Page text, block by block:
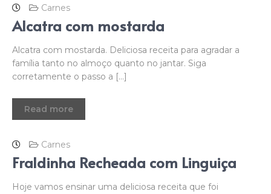
Carnes
Alcatra com mostarda
Alcatra com mostarda. Deliciosa receita para agradar a
família tanto no almoço quanto no jantar. Siga
corretamente o passo a […]
Read more
Carnes
Fraldinha Recheada com Linguiça
Hoje vamos ensinar uma deliciosa receita que foi